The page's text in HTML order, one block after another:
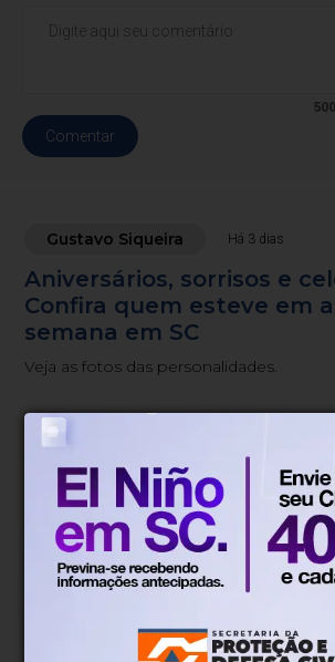
500
Comentar
Gustavo Siqueira Há 3 dias
Aniversários, sorrisos e
Confira quem esteve em
semana em SC
Veja as fotos das personalidades.
Gustavo Siqueira Há 1 semana
Glamour e celebrações:
esteve em alta nesta
Confira a coluna social do Gustavo